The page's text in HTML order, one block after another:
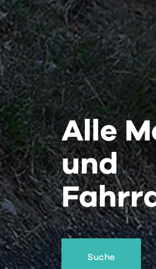
Alle
und
Suche